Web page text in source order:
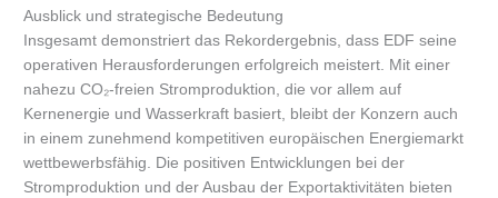
Ausblick und strategische Bedeutung
Insgesamt demonstriert das Rekordergebnis, dass EDF seine
operativen Herausforderungen erfolgreich meistert. Mit einer
nahezu CO₂-freien Stromproduktion, die vor allem auf
Kernenergie und Wasserkraft basiert, bleibt der Konzern auch
in einem zunehmend kompetitiven europäischen Energiemarkt
wettbewerbsfähig. Die positiven Entwicklungen bei der
Stromproduktion und der Ausbau der Exportaktivitäten bieten